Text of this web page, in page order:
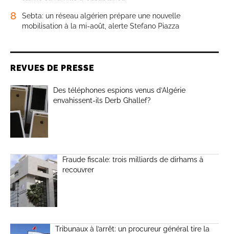
8
Sebta: un réseau algérien prépare une nouvelle
mobilisation à la mi-août, alerte Stefano Piazza
REVUES DE PRESSE
Des téléphones espions venus d’Algérie
envahissent-ils Derb Ghallef?
Fraude fiscale: trois milliards de dirhams à
recouvrer
Tribunaux à l’arrêt: un procureur général tire la